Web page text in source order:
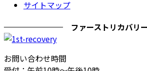
サイトマップ
ファーストリカバリー
お問い合わせ時間